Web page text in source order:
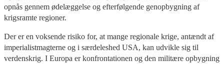
opnås gennem ødelæggelse og efterfølgende genopbygning af
krigsramte regioner.
Der er en voksende risiko for, at mange regionale krige, antændt af
imperialistmagterne og i særdeleshed USA, kan udvikle sig til
verdenskrig. I Europa er konfrontationen og den militære opbygning